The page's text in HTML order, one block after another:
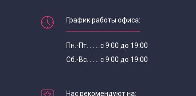
График работы офиса:
Пн.-Пт. ...... с 9:00 до 19:00
Сб.-Вс. ...... с 9:00 до 19:00
Нас рекомендуют на: